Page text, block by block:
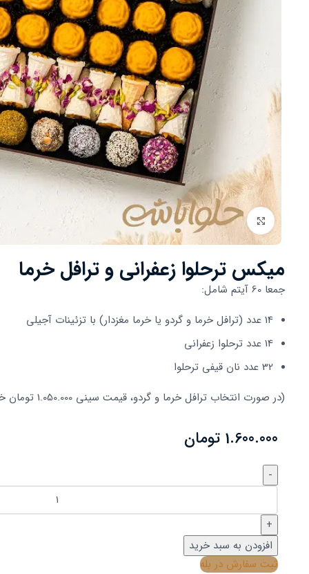
بزرگنمایی تصویر
میکس ترحلوا زعفرانی و ترافل خرما
جمعا 60 آیتم شامل:
14 عدد (ترافل خرما و گردو یا خرما مغزدار) با تزئینات آجیلی
14 عدد ترحلوا زعفرانی
32 عدد نان قیفی ترحلوا
(در صورت انتخاب ترافل خرما و گردو، قیمت سینی 1.050.000 تومان خواهد بود)
تومان
افزودن به سبد خرید
ثبت سفارش در بله